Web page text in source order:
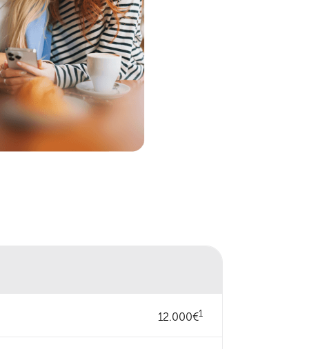
12.000€1